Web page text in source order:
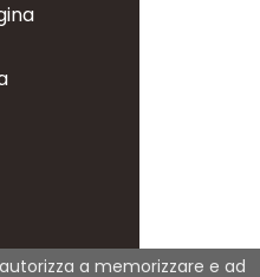
a memorizzare e ad